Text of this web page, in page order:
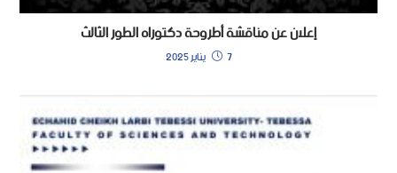
إعلان عن مناقشة أطروحة دكتوراه الطور الثالث
7 يناير 2025